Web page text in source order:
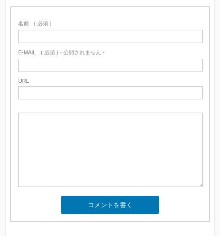
名前 ( 必須 )
E-MAIL ( 必須 ) - 公開されません -
URL